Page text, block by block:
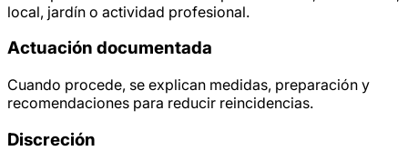
local, jardín o actividad profesional.
Actuación documentada
Cuando procede, se explican medidas, preparación y
recomendaciones para reducir reincidencias.
Discreción